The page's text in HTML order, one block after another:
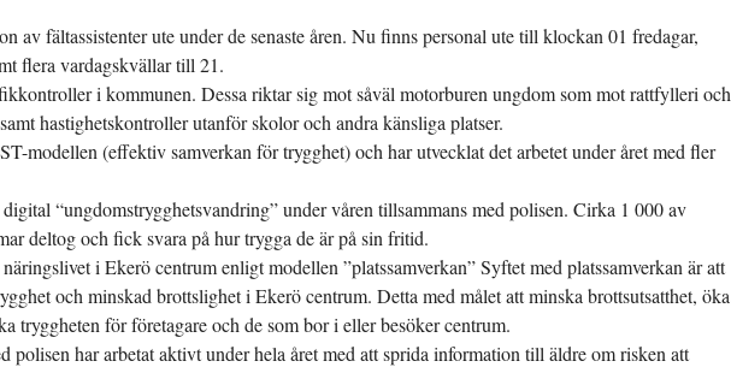
av fältassistenter ute under de senaste åren. Nu finns personal ute till klockan 01 fredagar,
flera vardagskvällar till 21.
i kommunen. Dessa riktar sig mot såväl motorburen ungdom som mot rattfylleri och
hastighetskontroller utanför skolor och andra känsliga platser.
modellen (effektiv samverkan för trygghet) och har utvecklat det arbetet under året med fler
“ungdomstrygghetsvandring” under våren tillsammans med polisen. Cirka 1 000 av
deltog och fick svara på hur trygga de är på sin fritid.
i Ekerö centrum enligt modellen ”platssamverkan” Syftet med platssamverkan är att
och minskad brottslighet i Ekerö centrum. Detta med målet att minska brottsutsatthet, öka
tryggheten för företagare och de som bor i eller besöker centrum.
polisen har arbetat aktivt under hela året med att sprida information till äldre om risken att